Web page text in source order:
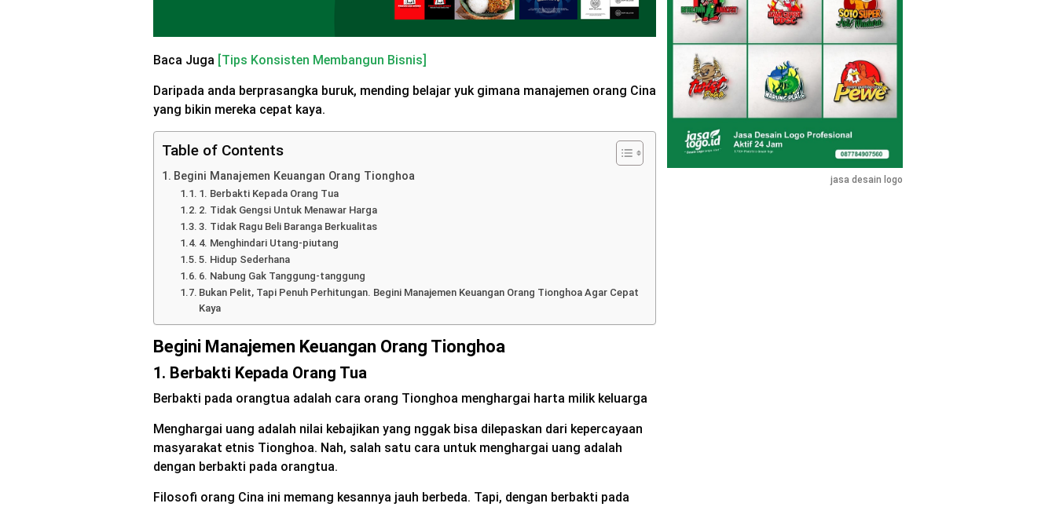
Baca Juga [Tips Konsisten Membangun Bisnis]
Daripada anda berprasangka buruk, mending belajar yuk gimana manajemen orang Cina
yang bikin mereka cepat kaya.
Table of Contents
Begini Manajemen Keuangan Orang Tionghoa
1. Berbakti Kepada Orang Tua
2. Tidak Gengsi Untuk Menawar Harga
3. Tidak Ragu Beli Baranga Berkualitas
4. Menghindari Utang-piutang
5. Hidup Sederhana
6. Nabung Gak Tanggung-tanggung
Bukan Pelit, Tapi Penuh Perhitungan. Begini Manajemen Keuangan Orang Tionghoa Agar Cepat
Kaya
Begini Manajemen Keuangan Orang Tionghoa
1. Berbakti Kepada Orang Tua
Berbakti pada orangtua adalah cara orang Tionghoa menghargai harta milik keluarga
Menghargai uang adalah nilai kebajikan yang nggak bisa dilepaskan dari kepercayaan
masyarakat etnis Tionghoa. Nah, salah satu cara untuk menghargai uang adalah
dengan berbakti pada orangtua.
Filosofi orang Cina ini memang kesannya jauh berbeda. Tapi, dengan berbakti pada
jasa desain logo